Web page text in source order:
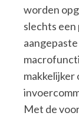
worden
slechts een
makkelijker
Met de